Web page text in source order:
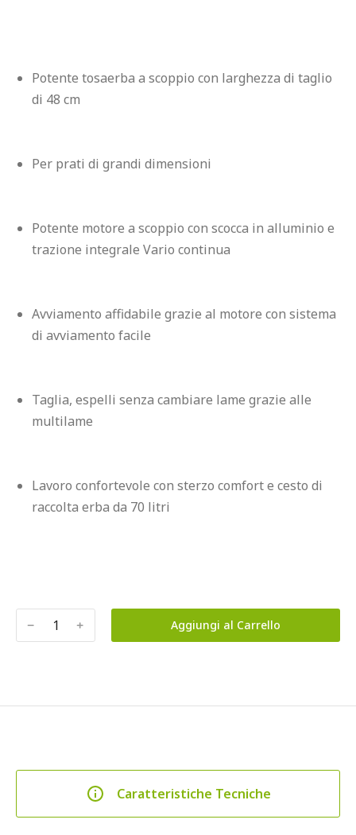
Potente tosaerba a scoppio con larghezza di taglio
di 48 cm
Per prati di grandi dimensioni
Potente motore a scoppio con scocca in alluminio e
trazione integrale Vario continua
Avviamento affidabile grazie al motore con sistema
di avviamento facile
Taglia, espelli senza cambiare lame grazie alle
multilame
Lavoro confortevole con sterzo comfort e cesto di
raccolta erba da 70 litri
﹣ ﹢ Aggiungi al Carrello
Caratteristiche Tecniche